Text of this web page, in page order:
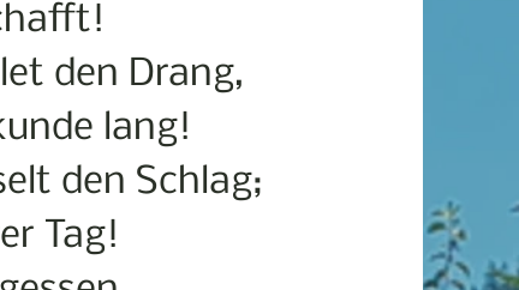
den Drang,
lang!
den Schlag;
Tag!